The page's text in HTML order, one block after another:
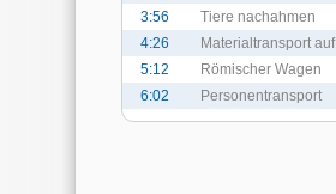
3:56
Tiere nachahmen
4:26
Materialtransport
5:12
Römischer Wagen
6:02
Personentransport